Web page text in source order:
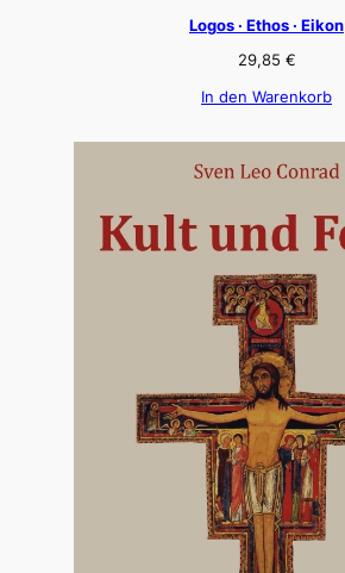
Logos · Ethos · Eikon
29,85 €
In den Warenkorb